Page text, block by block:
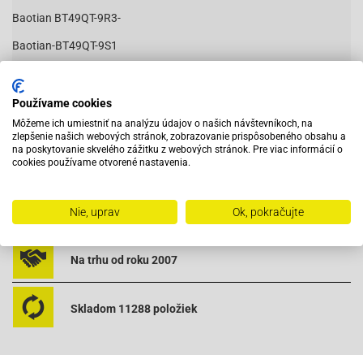
Baotian BT49QT-9R3-
Baotian-BT49QT-9S1
Baotian BT50QT-9-Ecobike
Benzhou-City Star (YY50QT)
Benzhou-Retro Star (YY50QT-15)
Dazon Diamondback 50-4T
Explorer (A.T.)-City Star (YY50QT)
Explorer (A.T.)-Level 100 (ZS50QT)
Explorer (A.T.) Retro-Star (YY50QT-15)
Vybavený servis s odborným vyškoleným personálom
Pri objednaní do 12:00 tovar zajtra u vás
Na trhu od roku 2007
Skladom 11288 položiek
Používame cookies
Môžeme ich umiestniť na analýzu údajov o našich návštevníkoch, na
zlepšenie našich webových stránok, zobrazovanie prispôsobeného obsahu a
na poskytovanie skvelého zážitku z webových stránok. Pre viac informácií o
cookies používame otvorené nastavenia.
Nie, uprav Ok, pokračujte